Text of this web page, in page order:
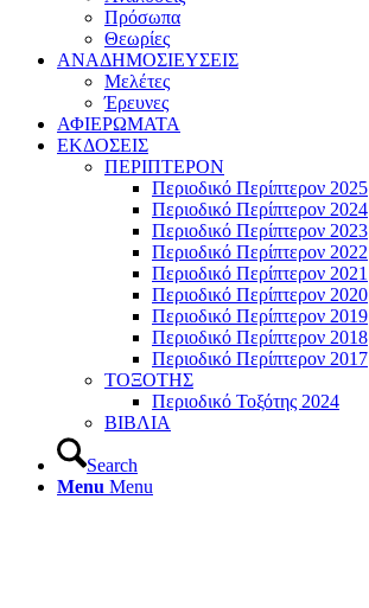
Πρόσωπα
Θεωρίες
ΑΝΑΔΗΜΟΣΙΕΥΣΕΙΣ
Μελέτες
Έρευνες
ΑΦΙΕΡΩΜΑΤΑ
ΕΚΔΟΣΕΙΣ
ΠΕΡΙΠΤΕΡΟΝ
Περιοδικό Περίπτερον 2025
Περιοδικό Περίπτερον 2024
Περιοδικό Περίπτερον 2023
Περιοδικό Περίπτερον 2022
Περιοδικό Περίπτερον 2021
Περιοδικό Περίπτερον 2020
Περιοδικό Περίπτερον 2019
Περιοδικό Περίπτερον 2018
Περιοδικό Περίπτερον 2017
ΤΟΞΟΤΗΣ
Περιοδικό Τοξότης 2024
ΒΙΒΛΙΑ
Search
Menu Menu